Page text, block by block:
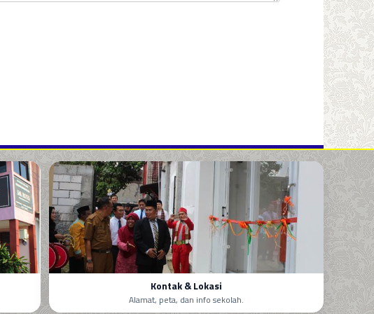
Kontak & Lokasi
Alamat, peta, dan info sekolah.